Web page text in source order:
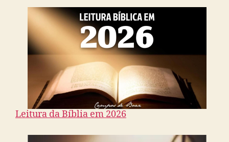
Leitura da Bíblia em 2026